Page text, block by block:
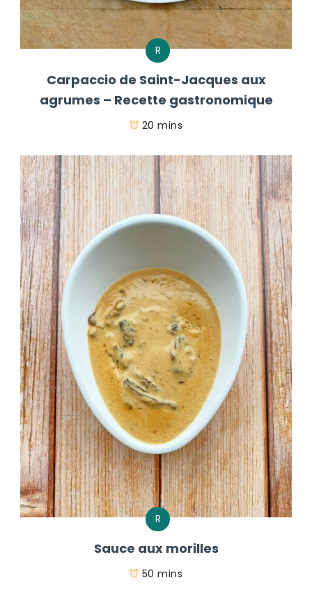
R
Carpaccio de Saint-Jacques aux
agrumes – Recette gastronomique
20 mins
R
Sauce aux morilles
50 mins